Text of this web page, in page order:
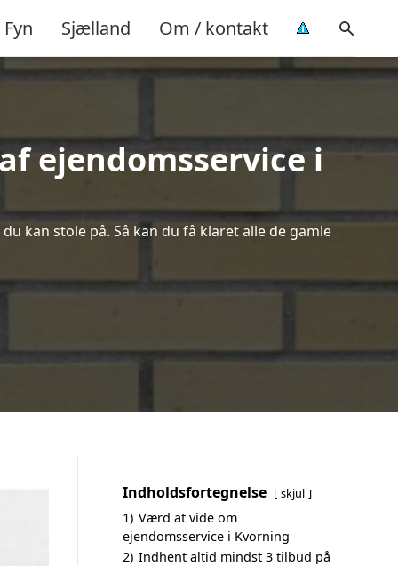
Fyn Sjælland Om / kontakt
ejendomsservice i
kan stole på. Så kan du få klaret alle de gamle
Indholdsfortegnelse skjul
1) Værd at vide om
ejendomsservice i Kvorning
2) Indhent altid mindst 3 tilbud på